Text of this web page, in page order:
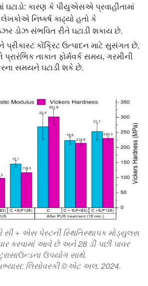
ઘટાડો: કારણ કે પીયુએસએ પ્રવાહીતામાં
લેખકોએ નિષ્કર્ષ કાઢ્યો હતો કે
ડોઝ સંભવિત રીતે ઘટાડી શકાય છે.
પ્રીકાસ્ટ કોંક્રિટ ઉત્પાદન માટે સુસંગત છે,
તાકાત ફોર્મવર્ક સમય, ગરમીની
સમયને ઘટાડી શકે છે.
સી + એસ પેસ્ટની સ્થિતિસ્થાપક મોડ્યુલસ
કરવામાં આવે છે અને 28 ડી પછી પાવર
ઉપયોગ સાથે.
લિસોવસ્કી ©એટ અલ. 2024.